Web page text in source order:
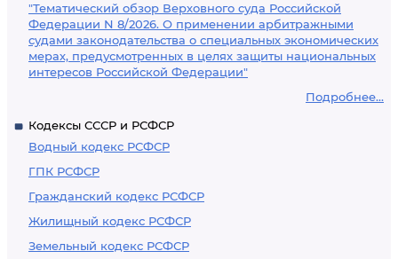
"Тематический обзор Верховного суда Российской
Федерации N 8/2026. О применении арбитражными
судами законодательства о специальных экономических
мерах, предусмотренных в целях защиты национальных
интересов Российской Федерации"
Подробнее...
Кодексы СССР и РСФСР
Водный кодекс РСФСР
ГПК РСФСР
Гражданский кодекс РСФСР
Жилищный кодекс РСФСР
Земельный кодекс РСФСР